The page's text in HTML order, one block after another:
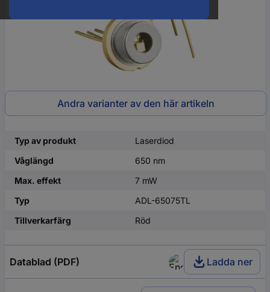
Andra varianter av den här artikeln
Typ av produkt
Laserdiod
Våglängd
650 nm
Max. effekt
7 mW
Typ
ADL-65075TL
Tillverkarfärg
Röd
Datablad (PDF) Ladda ner